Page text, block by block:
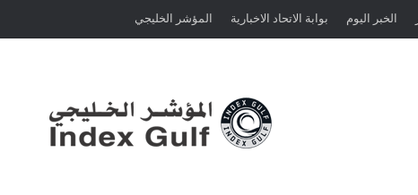
الخبر اليوم بوابة الاتحاد الاخبارية المؤشر الخليجي